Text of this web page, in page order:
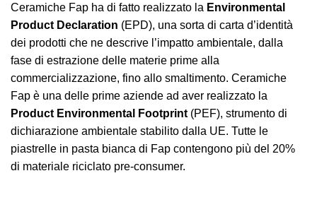
Ceramiche Fap ha di fatto realizzato la Environmental
Product Declaration (EPD), una sorta di carta d’identità
dei prodotti che ne descrive l’impatto ambientale, dalla
fase di estrazione delle materie prime alla
commercializzazione, fino allo smaltimento. Ceramiche
Fap è una delle prime aziende ad aver realizzato la
Product Environmental Footprint (PEF), strumento di
dichiarazione ambientale stabilito dalla UE. Tutte le
piastrelle in pasta bianca di Fap contengono più del 20%
di materiale riciclato pre-consumer.